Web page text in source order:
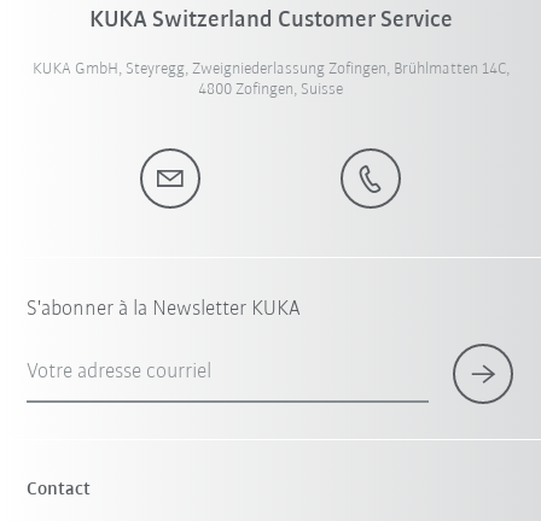
KUKA Switzerland Customer Service
KUKA GmbH, Steyregg, Zweigniederlassung Zofingen, Brühlmatten 14C,
4800 Zofingen, Suisse
S'abonner à la Newsletter KUKA
Votre adresse courriel
Contact